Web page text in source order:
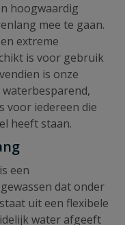
hoogwaardig
mee te gaan.
extreme
is voor gebruik
is onze
voor iedereen die
heeft staan.
een
dat onder
uit een flexibele
water afgeeft